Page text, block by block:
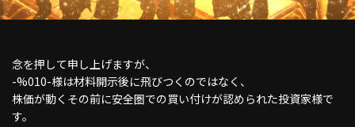
念を押して申し上げますが、
-%010-様は材料開示後に飛びつくのではなく、
株価が動くその前に安全圏での買い付けが認められた投資家様で
す。